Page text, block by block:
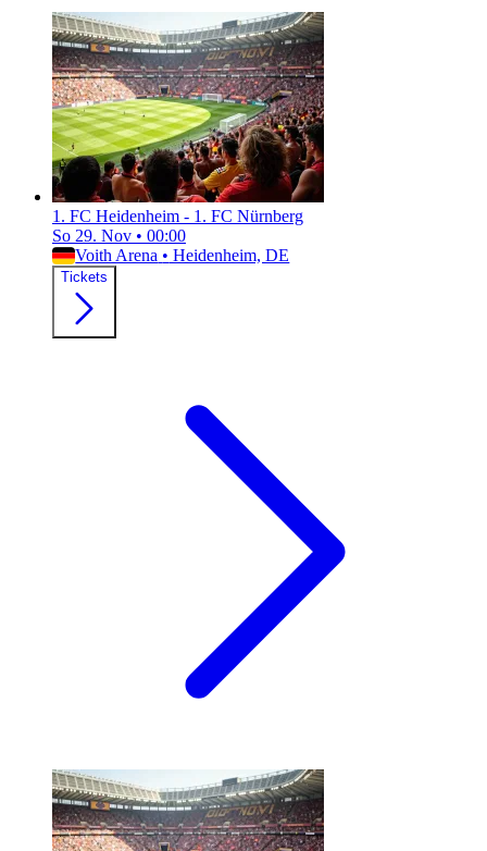
1. FC Heidenheim - 1. FC Nürnberg
So 29. Nov • 00:00
Voith Arena • Heidenheim, DE
Tickets